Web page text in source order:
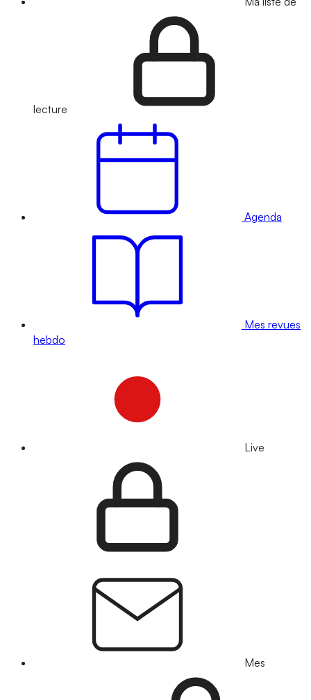
lecture
Agenda
Mes revues
hebdo
Live
Mes